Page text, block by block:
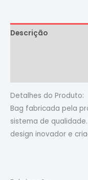
Descrição
Detalhes do Produto:
Bag fabricada pela
sistema de
design inovador e